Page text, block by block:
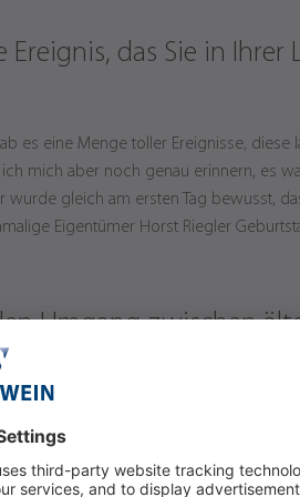
Ereignis, das Sie in
es eine Menge toller Ereignisse,
ich mich aber noch genau erinnern, es
gleich am ersten Tag bewusst,
Eigentümer Horst Riegler
Umgang zwischen
Umgang mit jungen sowie älteren
zu dürfen und mein Wissen